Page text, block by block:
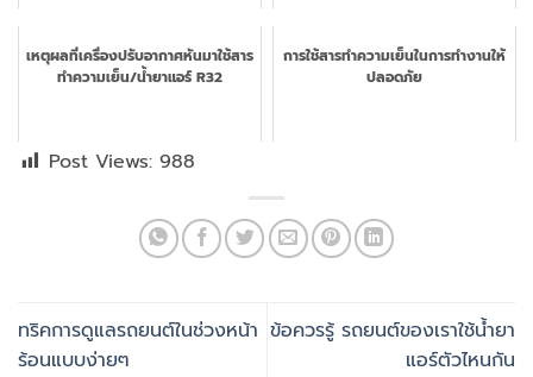
เหตุผลที่เครื่องปรับอากาศหันมาใช้สาร
ทำความเย็น/น้ำยาแอร์ R32
การใช้สารทำความเย็นในการทำงานให้
ปลอดภัย
Post Views: 988
ทริคการดูแลรถยนต์ในช่วงหน้า
ร้อนแบบง่ายๆ
ข้อควรรู้ รถยนต์ของเราใช้น้ำยา
แอร์ตัวไหนกัน